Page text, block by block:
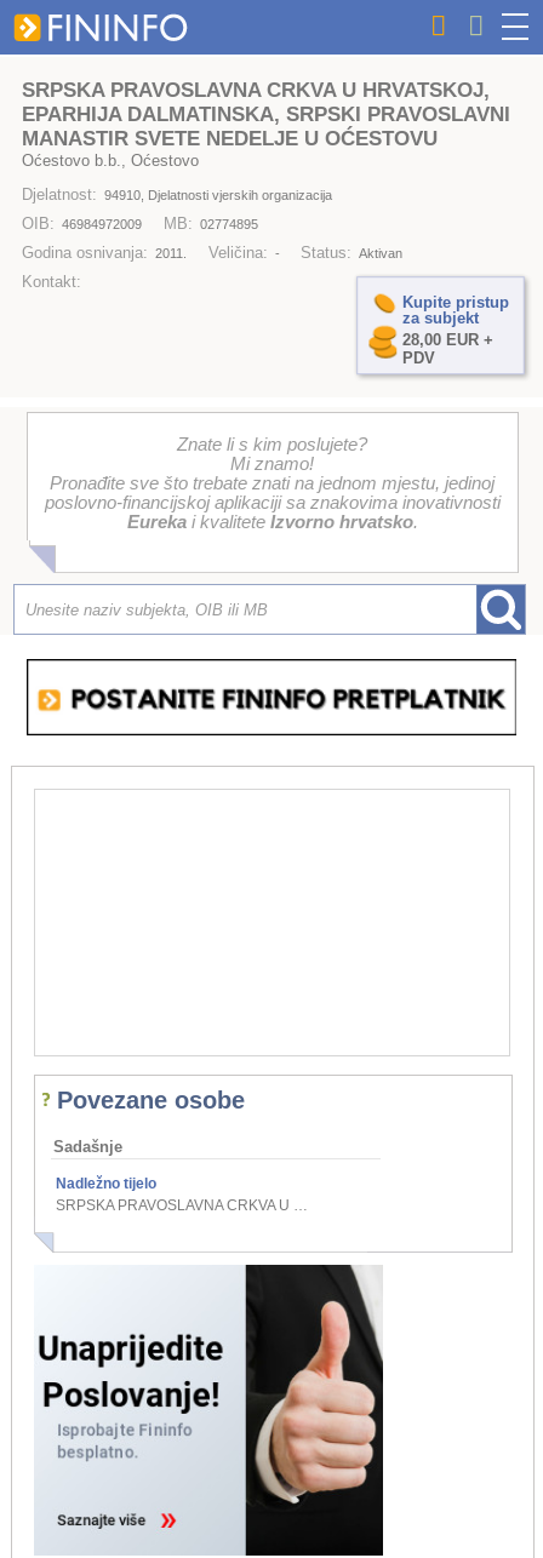
SRPSKA PRAVOSLAVNA CRKVA U HRVATSKOJ,
EPARHIJA DALMATINSKA, SRPSKI PRAVOSLAVNI
MANASTIR SVETE NEDELJE U OĆESTOVU
Oćestovo b.b., Oćestovo
Djelatnost: 94910, Djelatnosti vjerskih organizacija
OIB: 46984972009 MB: 02774895
Godina osnivanja: 2011. Veličina: - Status: Aktivan
Kontakt:
Kupite pristup
za subjekt
28,00 EUR +
PDV
Znate li s kim poslujete?
Mi znamo!
Pronađite sve što trebate znati na jednom mjestu, jedinoj
poslovno-financijskoj aplikaciji sa znakovima inovativnosti
Eurekai kvalitete Izvorno hrvatsko.
Povezane osobe
Sadašnje
Nadležno tijelo
SRPSKA PRAVOSLAVNA CRKVA U HRVATSKOJ, EPARHIJA DALMATINSKA, EPARHIJSKI UPRAVNI ODBOR